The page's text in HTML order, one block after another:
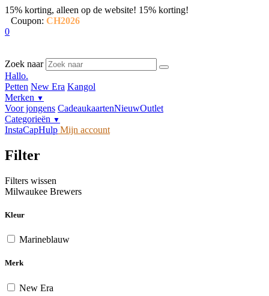
15% korting, alleen op de website! 15% korting!
Coupon: CH2026
0
Zoek naar
Hallo.
Petten New Era Kangol
Merken ▼
Voor jongens CadeaukaartenNieuwOutlet
Categorieën ▼
InstaCapHulp Mijn account
Filter
Filters wissen
Milwaukee Brewers
Kleur
Marineblauw
Merk
New Era